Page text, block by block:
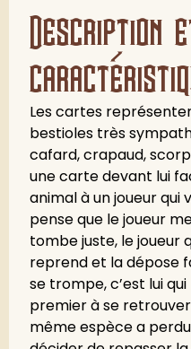
Description
Les cartes
bestioles très
cafard, crapaud,
une carte devant lui
animal à un joueur qui
pense que le joueur
tombe juste, le joueur
reprend et la dépose
se trompe, c’est lui
premier à se
même espèce a